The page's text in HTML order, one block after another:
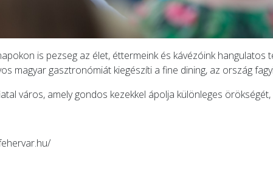
is pezseg az élet, éttermeink és kávézóink hangulatos
magyar gasztronómiát kiegészíti a fine dining, az ország
város, amely gondos kezekkel ápolja különleges